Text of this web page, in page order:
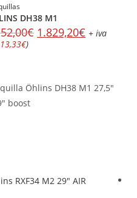
DH38 M1
€ 1.829,20€ + iva
€)
Öhlins DH38 M1 27,5"
boost